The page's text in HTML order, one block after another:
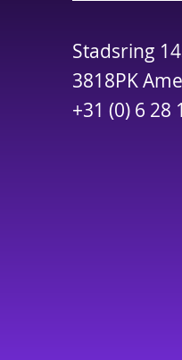
Stadsring
3818PK
+31 (0) 6 28